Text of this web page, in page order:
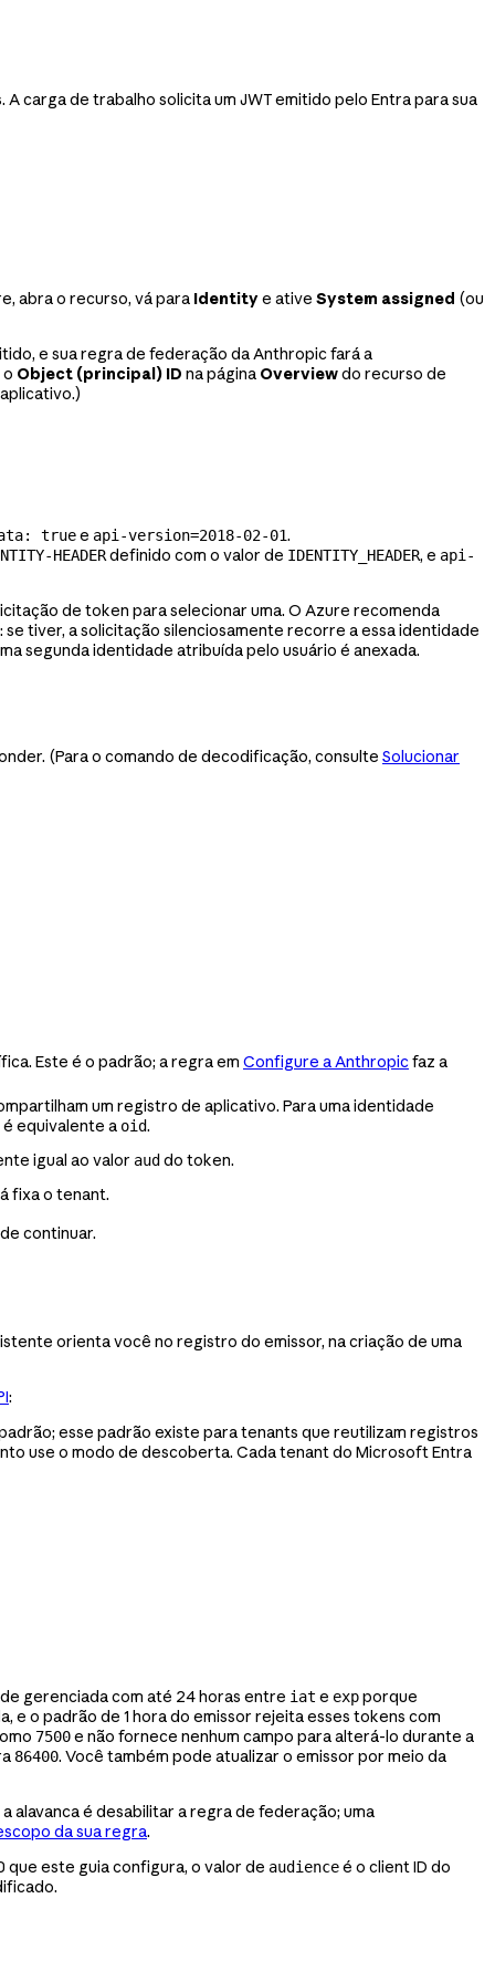
carga de trabalho solicita um JWT emitido pelo Entra para sua
abra o recurso, vá para Identitye ative System assigned (ou
e sua regra de federação da Anthropic fará a
Object (principal) ID na página Overviewdo recurso de
truee api-version=2018-02-01.
HEADERdefinido com o valor de IDENTITY_HEADER, e api-
de token para selecionar uma. O Azure recomenda
tiver, a solicitação silenciosamente recorre a essa identidade
segunda identidade atribuída pelo usuário é anexada.
(Para o comando de decodificação, consulte Solucionar
Este é o padrão; a regra em Configure a Anthropic faz a
um registro de aplicativo. Para uma identidade
equivalente a oid.
igual ao valor aud do token.
fixa o tenant.
continuar.
orienta você no registro do emissor, na criação de uma
:
esse padrão existe para tenants que reutilizam registros
use o modo de descoberta. Cada tenant do Microsoft Entra
gerenciada com até 24 horas entre iat e expporque
e o padrão de 1 hora do emissor rejeita esses tokens com
7500e não fornece nenhum campo para alterá-lo durante a
86400. Você também pode atualizar o emissor por meio da
alavanca é desabilitar a regra de federação; uma
da sua regra.
que este guia configura, o valor de audienceé o client ID do